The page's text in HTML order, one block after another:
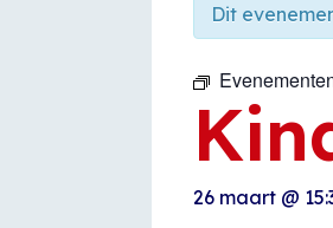
Dit
26 maart @